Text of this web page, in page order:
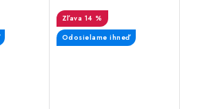
umožňuje dosiahnuť
rýchlosti, výkonu a
presnosti pri sekaní s
maximálnym...
14 %
Odosielame ihneď